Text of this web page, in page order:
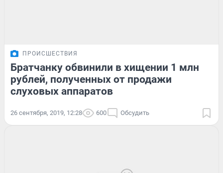
ПРОИСШЕСТВИЯ
Братчанку обвинили в хищении 1 млн
рублей, полученных от продажи
слуховых аппаратов
26 сентября, 2019, 12:28 600 Обсудить